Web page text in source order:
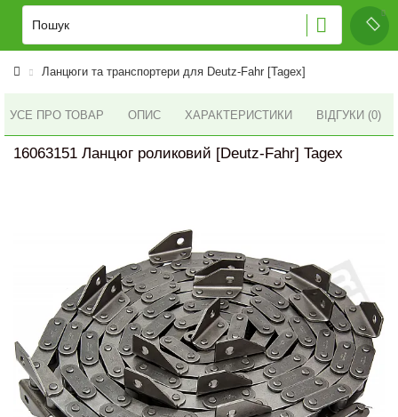
Ланцюги та транспортери для Deutz-Fahr [Tagex]
УСЕ ПРО ТОВАР ОПИС ХАРАКТЕРИСТИКИ ВІДГУКИ (0)
16063151 Ланцюг роликовий [Deutz-Fahr] Tagex